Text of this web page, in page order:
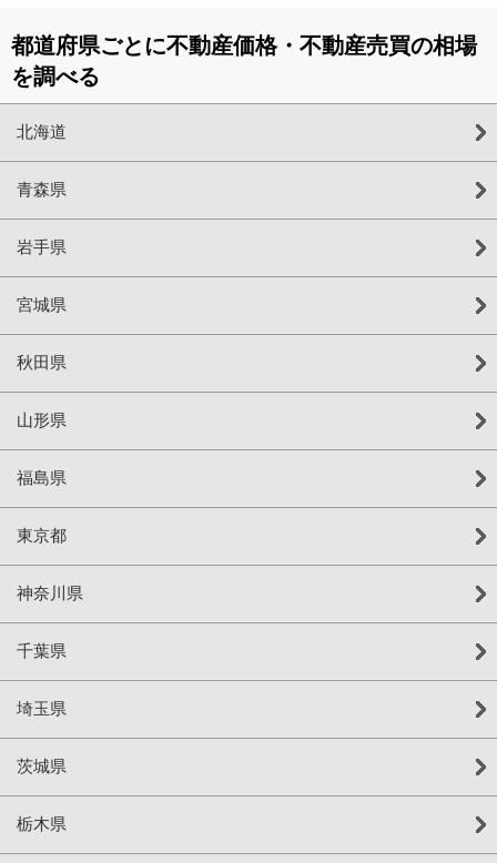
都道府県ごとに不動産価格・不動産売買の相場
を調べる
北海道
青森県
岩手県
宮城県
秋田県
山形県
福島県
東京都
神奈川県
千葉県
埼玉県
茨城県
栃木県